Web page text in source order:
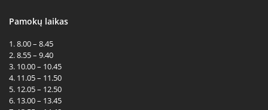
Pamokų laikas
1. 8.00 – 8.45
2. 8.55 – 9.40
3. 10.00 – 10.45
4. 11.05 – 11.50
5. 12.05 – 12.50
6. 13.00 – 13.45